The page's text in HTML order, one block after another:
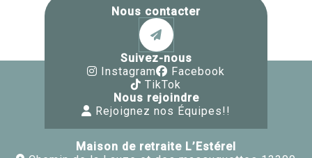
Maison de retraite L’Estérel
Nous contacter
Suivez-nous
Instagram
Facebook
TikTok
Nous rejoindre
Rejoignez nos Équipes!!